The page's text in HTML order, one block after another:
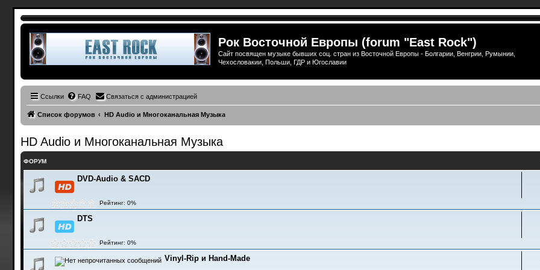
Рок Восточной Европы (forum "East Rock")
Сайт посвящен музыке бывших соц. стран из Восточной Европы - Болгарии, Венгрии, Румынии,
Чехословакии, Польши, ГДР и Югославии
Ссылки FAQ Связаться с администрацией
Список форумов HD Audio и Многоканальная Музыка
HD Audio и Многоканальная Музыка
ФОРУМ
DVD-Audio & SACD
Рейтинг: 0%
DTS
Рейтинг: 0%
Vinyl-Rip и Hand-Made